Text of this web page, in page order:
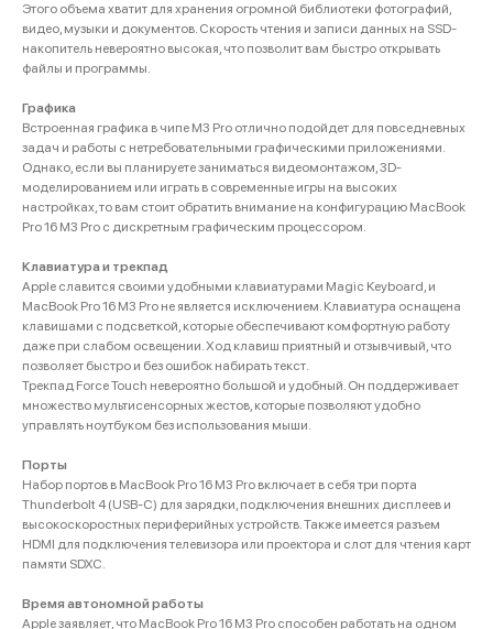
Этого объема хватит для хранения огромной библиотеки фотографий,
видео, музыки и документов. Скорость чтения и записи данных на SSD-
накопитель невероятно высокая, что позволит вам быстро открывать
файлы и программы.
Графика
Встроенная графика в чипе M3 Pro отлично подойдет для повседневных
задач и работы с нетребовательными графическими приложениями.
Однако, если вы планируете заниматься видеомонтажом, 3D-
моделированием или играть в современные игры на высоких
настройках, то вам стоит обратить внимание на конфигурацию MacBook
Pro 16 M3 Pro с дискретным графическим процессором.
Клавиатура и трекпад
Apple славится своими удобными клавиатурами Magic Keyboard, и
MacBook Pro 16 M3 Pro не является исключением. Клавиатура оснащена
клавишами с подсветкой, которые обеспечивают комфортную работу
даже при слабом освещении. Ход клавиш приятный и отзывчивый, что
позволяет быстро и без ошибок набирать текст.
Трекпад Force Touch невероятно большой и удобный. Он поддерживает
множество мультисенсорных жестов, которые позволяют удобно
управлять ноутбуком без использования мыши.
Порты
Набор портов в MacBook Pro 16 M3 Pro включает в себя три порта
Thunderbolt 4 (USB-C) для зарядки, подключения внешних дисплеев и
высокоскоростных периферийных устройств. Также имеется разъем
HDMI для подключения телевизора или проектора и слот для чтения карт
памяти SDXC.
Время автономной работы
Apple заявляет, что MacBook Pro 16 M3 Pro способен работать на одном